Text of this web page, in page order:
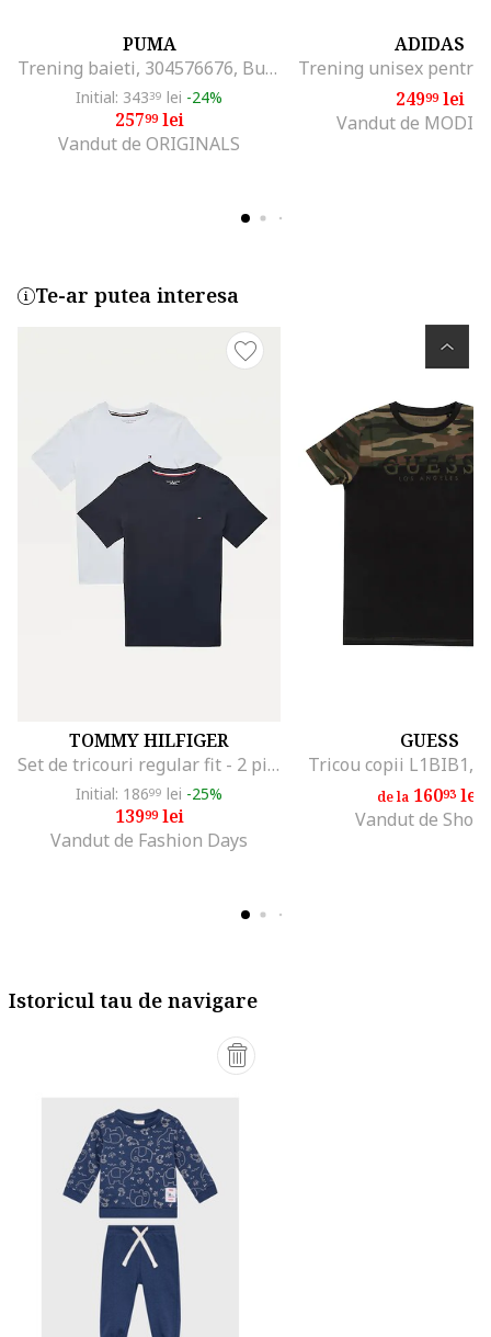
PUMA
Trening baieti, 304576676, Bumbac/Poliester reciclat, Albastru, Albastru
Initial: 34339 lei -24%
25799lei
Vandut de ORIGINALS
ADIDAS
24999lei
Vandut de
Te-ar putea interesa
TOMMY HILFIGER
Set de tricouri regular fit - 2 piese, Alb/Albastru inchis
Initial: 18699 lei -25%
13999lei
Vandut de Fashion Days
GUESS
Tricou copii L1BIB1,
de la 16093lei
Vandut de
Istoricul tau de navigare